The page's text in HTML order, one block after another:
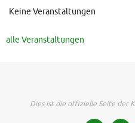
Keine Veranstaltungen
alle Veranstaltungen
Dies ist die offizielle Seite der